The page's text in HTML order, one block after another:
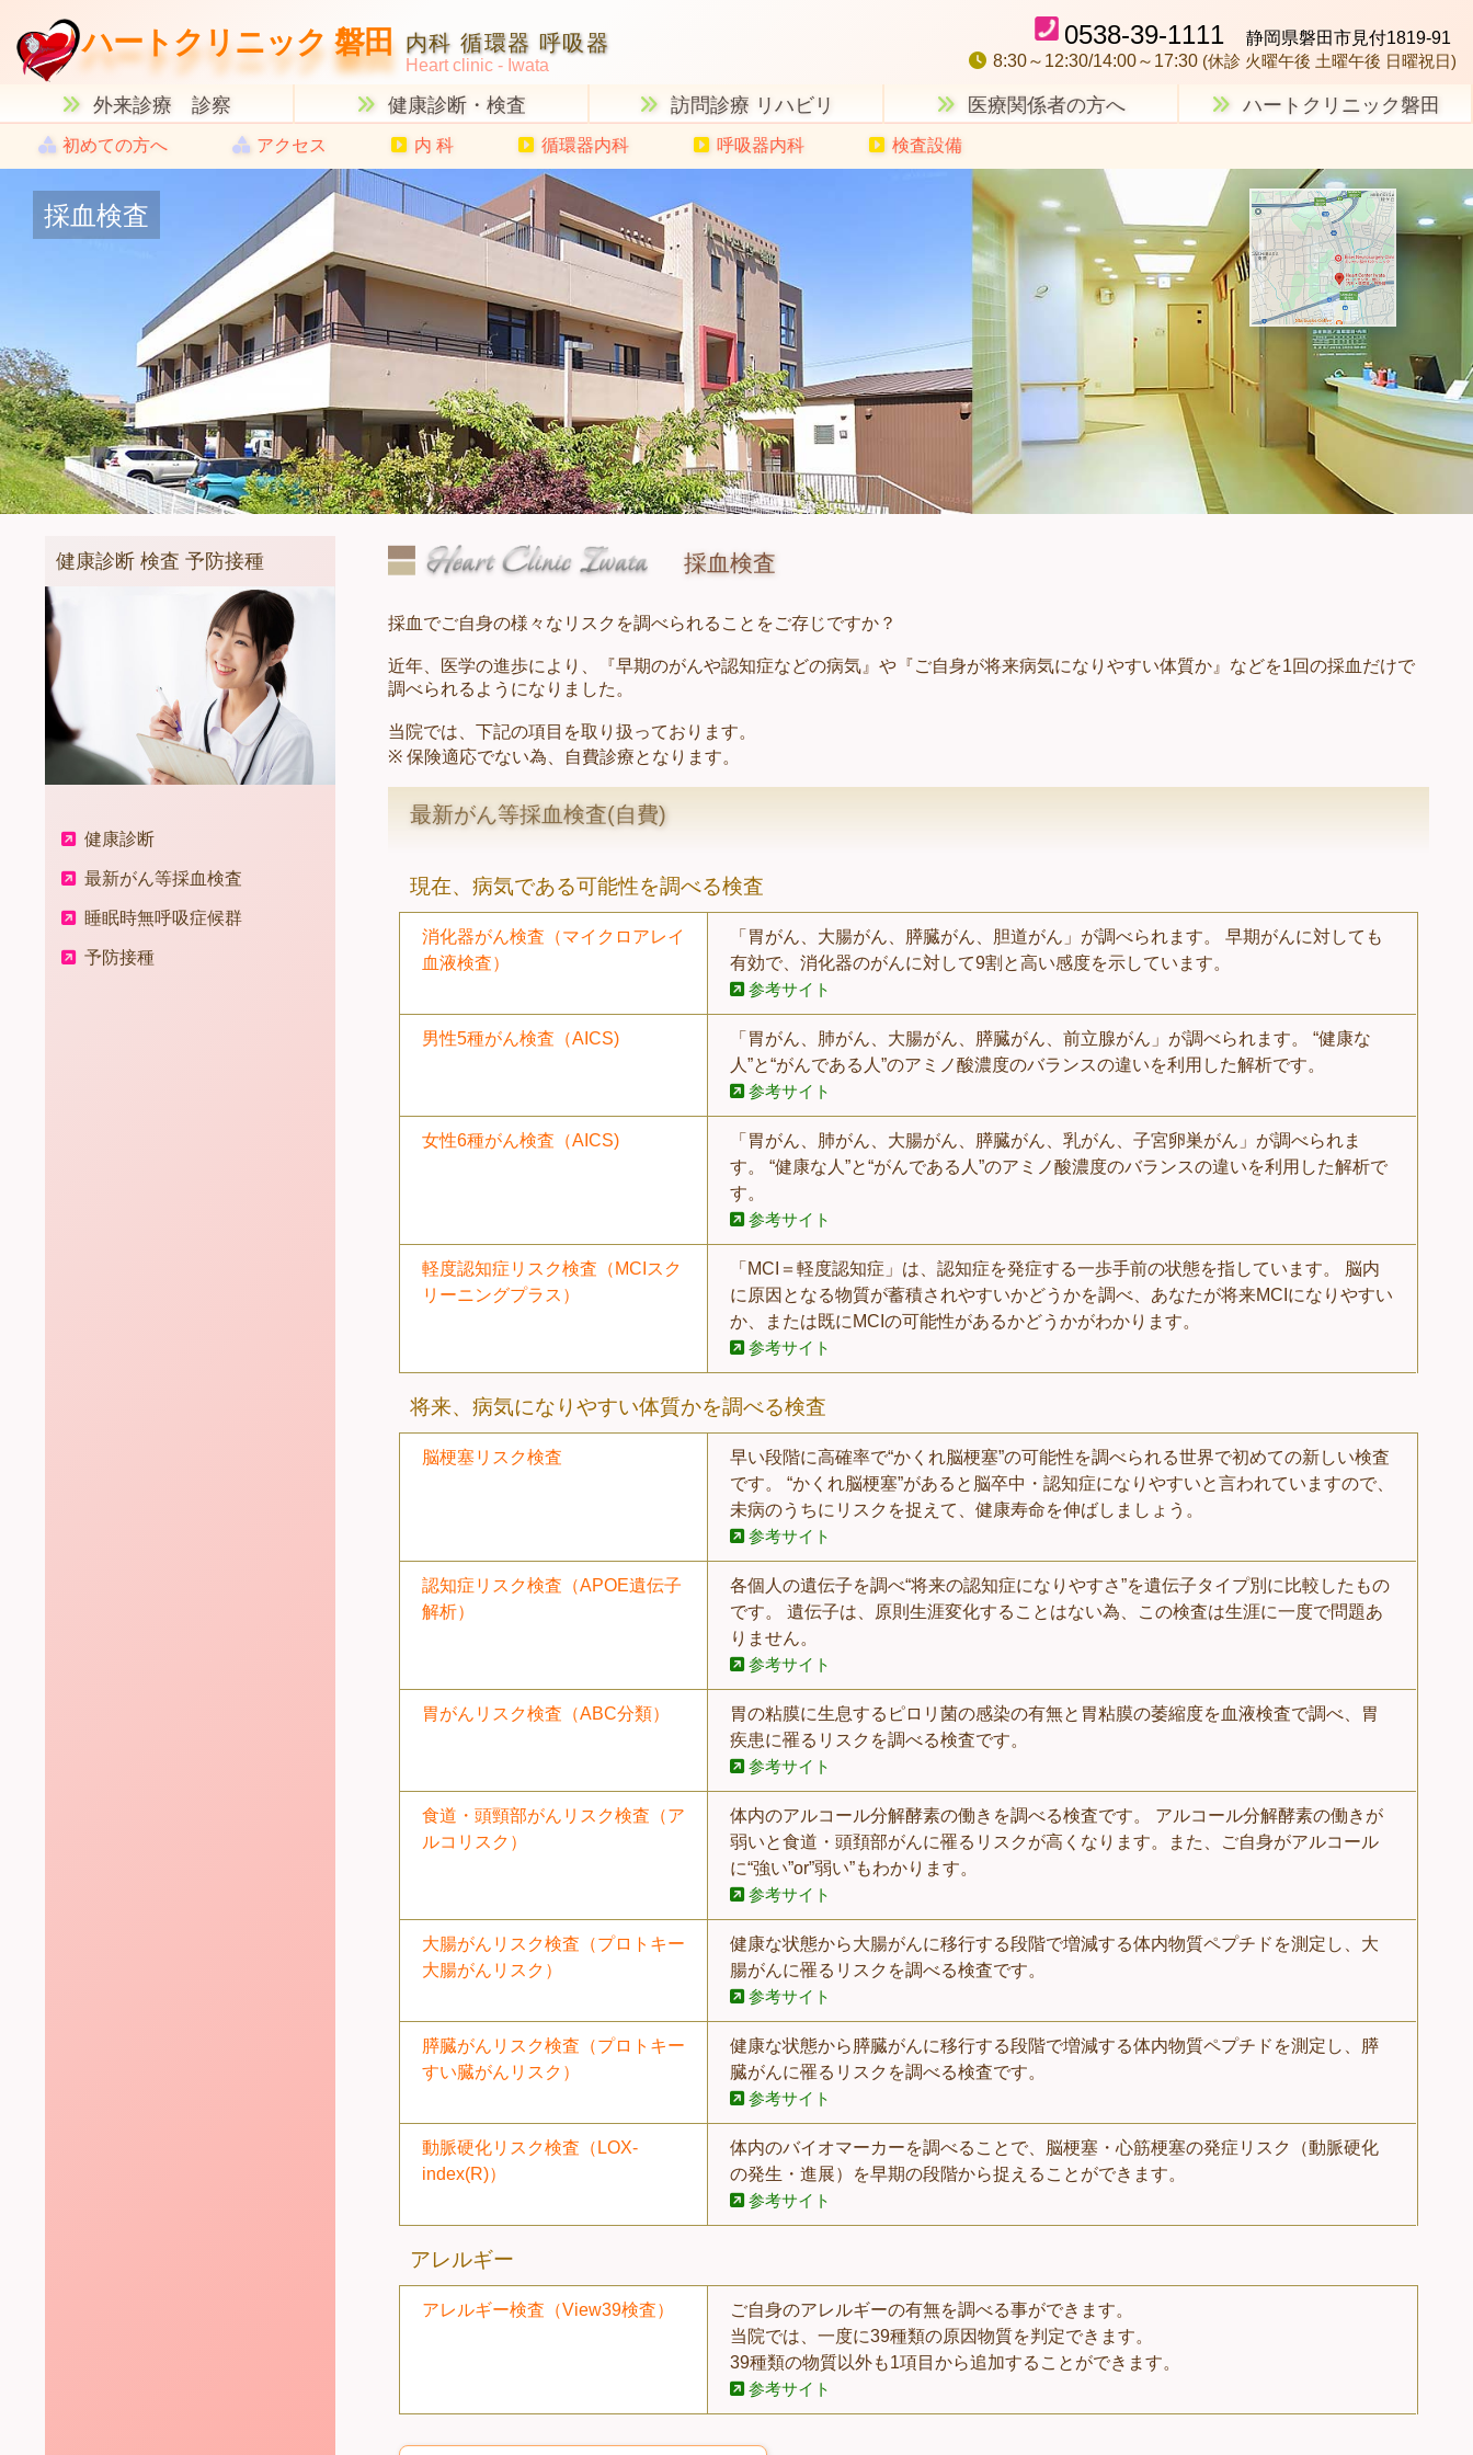
ハートクリニック 磐田 内科 循環器 呼吸器
Heart clinic - Iwata
0538-39-1111
静岡県磐田市見付1819-91
8:30～12:30/14:00～17:30 (休診 火曜午後 土曜午後 日曜祝日)
外来診療 診察 健康診断・検査 訪問診療 リハビリ 医療関係者の方へ ハートクリニック磐田
初めての方へ アクセス 内 科 循環器内科 呼吸器内科 検査設備
採血検査
健康診断 検査 予防接種
健康診断
最新がん等採血検査
睡眠時無呼吸症候群
予防接種
採血検査
採血でご自身の様々なリスクを調べられることをご存じですか？
近年、医学の進歩により、『早期のがんや認知症などの病気』や『ご自身が将来病気になりやすい体質か』などを1回の採血だけで
調べられるようになりました。
当院では、下記の項目を取り扱っております。
※ 保険適応でない為、自費診療となります。
最新がん等採血検査(自費)
現在、病気である可能性を調べる検査
消化器がん検査（マイクロアレイ
血液検査）
「胃がん、大腸がん、膵臓がん、胆道がん」が調べられます。 早期がんに対しても
有効で、消化器のがんに対して9割と高い感度を示しています。
参考サイト
男性5種がん検査（AICS)
「胃がん、肺がん、大腸がん、膵臓がん、前立腺がん」が調べられます。 “健康な
人”と“がんである人”のアミノ酸濃度のバランスの違いを利用した解析です。
参考サイト
女性6種がん検査（AICS)
「胃がん、肺がん、大腸がん、膵臓がん、乳がん、子宮卵巣がん」が調べられま
す。 “健康な人”と“がんである人”のアミノ酸濃度のバランスの違いを利用した解析で
す。
参考サイト
軽度認知症リスク検査（MCIスク
リーニングプラス）
「MCI＝軽度認知症」は、認知症を発症する一歩手前の状態を指しています。 脳内
に原因となる物質が蓄積されやすいかどうかを調べ、あなたが将来MCIになりやすい
か、または既にMCIの可能性があるかどうかがわかります。
参考サイト
将来、病気になりやすい体質かを調べる検査
脳梗塞リスク検査
早い段階に高確率で“かくれ脳梗塞”の可能性を調べられる世界で初めての新しい検査
です。 “かくれ脳梗塞”があると脳卒中・認知症になりやすいと言われていますので、
未病のうちにリスクを捉えて、健康寿命を伸ばしましょう。
参考サイト
認知症リスク検査（APOE遺伝子
解析）
各個人の遺伝子を調べ“将来の認知症になりやすさ”を遺伝子タイプ別に比較したもの
です。 遺伝子は、原則生涯変化することはない為、この検査は生涯に一度で問題あ
りません。
参考サイト
胃がんリスク検査（ABC分類）
胃の粘膜に生息するピロリ菌の感染の有無と胃粘膜の萎縮度を血液検査で調べ、胃
疾患に罹るリスクを調べる検査です。
参考サイト
食道・頭頸部がんリスク検査（ア
ルコリスク）
体内のアルコール分解酵素の働きを調べる検査です。 アルコール分解酵素の働きが
弱いと食道・頭頚部がんに罹るリスクが高くなります。また、ご自身がアルコール
に“強い”or”弱い”もわかります。
参考サイト
大腸がんリスク検査（プロトキー
大腸がんリスク）
健康な状態から大腸がんに移行する段階で増減する体内物質ペプチドを測定し、大
腸がんに罹るリスクを調べる検査です。
参考サイト
膵臓がんリスク検査（プロトキー
すい臓がんリスク）
健康な状態から膵臓がんに移行する段階で増減する体内物質ペプチドを測定し、膵
臓がんに罹るリスクを調べる検査です。
参考サイト
動脈硬化リスク検査（LOX-
index(R)）
体内のバイオマーカーを調べることで、脳梗塞・心筋梗塞の発症リスク（動脈硬化
の発生・進展）を早期の段階から捉えることができます。
参考サイト
アレルギー
アレルギー検査（View39検査）
ご自身のアレルギーの有無を調べる事ができます。
当院では、一度に39種類の原因物質を判定できます。
39種類の物質以外も1項目から追加することができます。
参考サイト